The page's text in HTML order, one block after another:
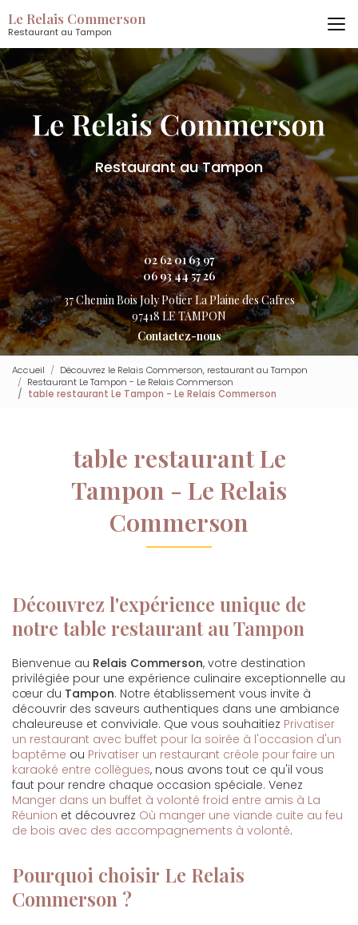
au
contenu
principal
Le Relais Commerson
Restaurant au Tampon
Restaurant au Tampon
02 62 01 63 97
06 93 44 57 26
37 Chemin Bois Joly PotierLa Plaine des Cafres
97418 LE TAMPON
Contactez-nous
Accueil
Découvrez le Relais Commerson, restaurant au Tampon
Restaurant Le Tampon - Le Relais Commerson
table restaurant Le Tampon - Le Relais Commerson
table restaurant Le
Tampon - Le Relais
Commerson
Découvrez l'expérience unique de
notre table restaurant au Tampon
Bienvenue au Relais Commerson, votre destination
privilégiée pour une expérience culinaire exceptionnelle au
cœur du Tampon. Notre établissement vous invite à
découvrir des saveurs authentiques dans une ambiance
chaleureuse et conviviale. Que vous souhaitiez Privatiser
un restaurant avec buffet pour la soirée à l'occasion d'un
baptême ou Privatiser un restaurant créole pour faire un
karaoké entre collègues, nous avons tout ce qu'il vous
faut pour rendre chaque occasion spéciale. Venez
Manger dans un buffet à volonté froid entre amis à La
Réunion et découvrez Où manger une viande cuite au feu
de bois avec des accompagnements à volonté.
Pourquoi choisir Le Relais
Commerson ?